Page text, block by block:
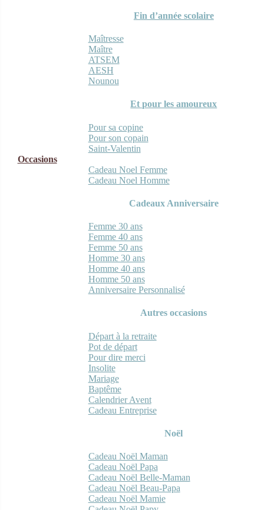
Fin d’année scolaire
Maîtresse
Maître
ATSEM
AESH
Nounou
Et pour les amoureux
Pour sa copine
Pour son copain
Saint-Valentin
Occasions
Cadeau Noel Femme
Cadeau Noel Homme
Cadeaux Anniversaire
Femme 30 ans
Femme 40 ans
Femme 50 ans
Homme 30 ans
Homme 40 ans
Homme 50 ans
Anniversaire Personnalisé
Autres occasions
Départ à la retraite
Pot de départ
Pour dire merci
Insolite
Mariage
Baptême
Calendrier Avent
Cadeau Entreprise
Noël
Cadeau Noël Maman
Cadeau Noël Papa
Cadeau Noël Belle-Maman
Cadeau Noël Beau-Papa
Cadeau Noël Mamie